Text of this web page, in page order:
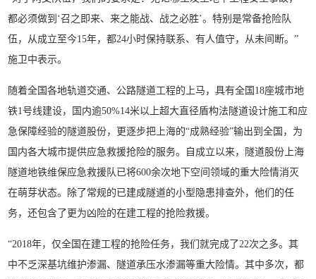
都必须做到‘召之即来、来之能战、战之必胜’。特别是常备抢险队
伍，从成立至今15年，都24小时保持联系、有人值守，从未间断。”
施卫中表示。
随着全国各地轨道交通、公路隧道工程的上马，具有全国18座城市地
铁1号线建设，国内逾50%14米以上超大直径盾构法隧道设计施工和应
急保障经验的隧道股份，更逐步把上海的“成熟经验”输出到全国，为
国内各大城市提供应急救援抢险的服务。自成立以来，隧道股份上海
隧道地铁维保应急救援队已将600余次地下空间领域的重大险情消灭
在萌芽状态。除了常规的已建成隧道的小型隐患排查外，他们的任
务，还包含了更为凶险的在建工程的抢险救援。
“2018年，仅全国在建工程的抢险任务，我们就完成了22次之多。其
中不乏深基坑维护渗漏、隧道承压水渗漏等重大险情。其中多次，都